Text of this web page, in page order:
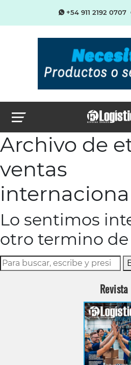
+54 911 2192 0707
Archivo de
ventas
Lo sentimos
otro termino
Revista